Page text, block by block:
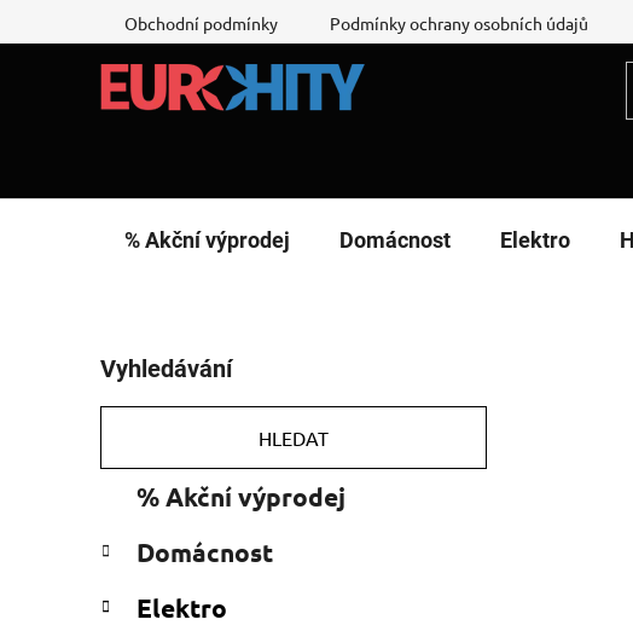
na
Obchodní podmínky Podmínky ochrany osobních údajů
% Akční výprodej Domácnost Elektro
o
s
r
n
í
Vyhledávání
HLEDAT
kategorie
e
o
% Akční výprodej
Domácnost
Elektro